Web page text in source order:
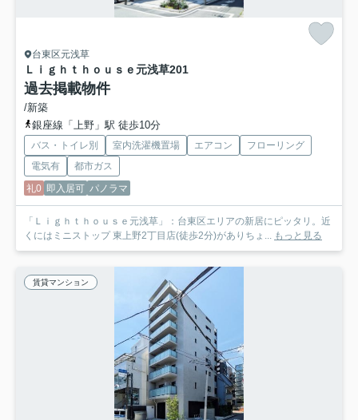
台東区元浅草
Ｌｉｇｈｔｈｏｕｓｅ元浅草201
過去掲載物件
/新築
銀座線「上野」駅 徒歩10分
バス・トイレ別 室内洗濯機置場 エアコン
フローリング
電気有
都市ガス
礼0 即入居可 パノラマ
「Ｌｉｇｈｔｈｏｕｓｅ元浅草」：台東区エリアの新居にピッタリ。近
くにはミニストップ 東上野2丁目店(徒歩2分)がありちょ... もっと見る
賃貸マンション